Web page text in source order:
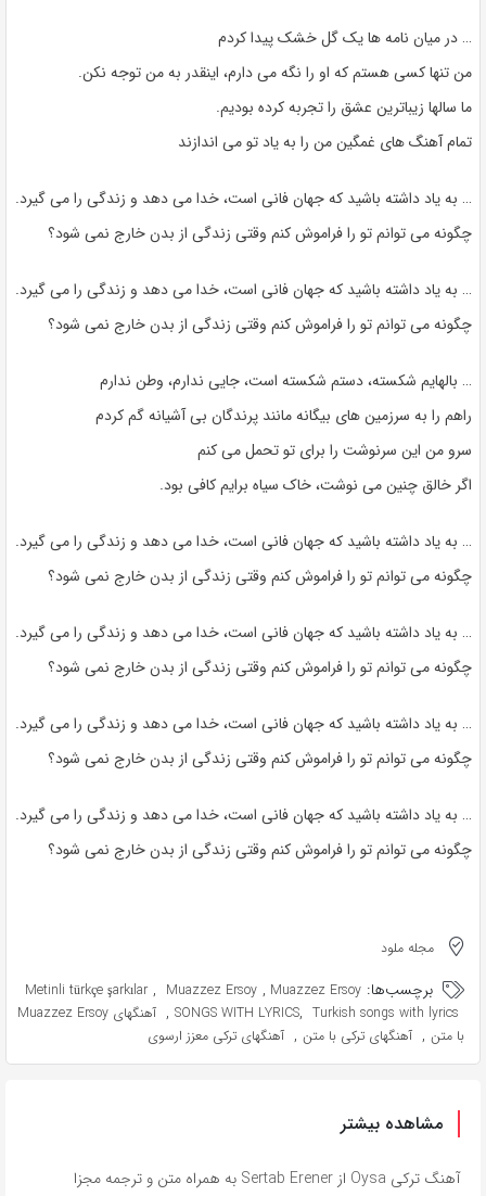
… در میان نامه ها یک گل خشک پیدا کردم
من تنها کسی هستم که او را نگه می دارم، اینقدر به من توجه نکن.
ما سالها زیباترین عشق را تجربه کرده بودیم.
تمام آهنگ های غمگین من را به یاد تو می اندازند
… به یاد داشته باشید که جهان فانی است، خدا می دهد و زندگی را می گیرد.
چگونه می توانم تو را فراموش کنم وقتی زندگی از بدن خارج نمی شود؟
… به یاد داشته باشید که جهان فانی است، خدا می دهد و زندگی را می گیرد.
چگونه می توانم تو را فراموش کنم وقتی زندگی از بدن خارج نمی شود؟
… بالهایم شکسته، دستم شکسته است، جایی ندارم، وطن ندارم
راهم را به سرزمین های بیگانه مانند پرندگان بی آشیانه گم کردم
سرو من این سرنوشت را برای تو تحمل می کنم
اگر خالق چنین می نوشت، خاک سیاه برایم کافی بود.
… به یاد داشته باشید که جهان فانی است، خدا می دهد و زندگی را می گیرد.
چگونه می توانم تو را فراموش کنم وقتی زندگی از بدن خارج نمی شود؟
… به یاد داشته باشید که جهان فانی است، خدا می دهد و زندگی را می گیرد.
چگونه می توانم تو را فراموش کنم وقتی زندگی از بدن خارج نمی شود؟
… به یاد داشته باشید که جهان فانی است، خدا می دهد و زندگی را می گیرد.
چگونه می توانم تو را فراموش کنم وقتی زندگی از بدن خارج نمی شود؟
… به یاد داشته باشید که جهان فانی است، خدا می دهد و زندگی را می گیرد.
چگونه می توانم تو را فراموش کنم وقتی زندگی از بدن خارج نمی شود؟
مجله ملود
برچسب‌ها: Metinli türkçe şarkılar , Muazzez Ersoy , Muazzez Ersoy
SONGS WITH LYRICS, Turkish songs with lyrics
,
آهنگهای Muazzez Ersoy
با متن , آهنگهای ترکی با متن , آهنگهای ترکی معزز ارسوی
مشاهده بیشتر
آهنگ ترکی Oysa از Sertab Erener به همراه متن و ترجمه مجزا